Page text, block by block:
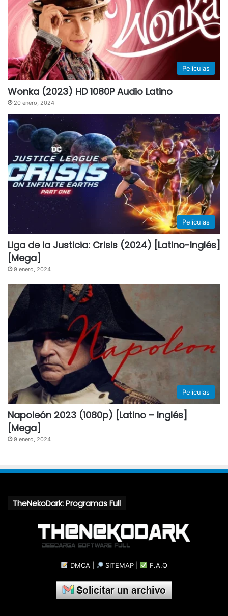
Películas
Wonka (2023) HD 1080P Audio Latino
20 enero, 2024
Películas
Liga de la Justicia: Crisis (2024) [Latino-Inglés]
[Mega]
9 enero, 2024
Películas
Napoleón 2023 (1080p) [Latino – Inglés]
[Mega]
9 enero, 2024
TheNekoDark: Programas Full
DMCA SITEMAP F.A.Q